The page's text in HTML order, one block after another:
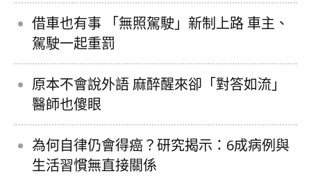
借車也有事 「無照駕駛」新制上路 車主、
駕駛一起重罰
原本不會說外語 麻醉醒來卻「對答如流」
醫師也傻眼
為何自律仍會得癌？研究揭示：6成病例與
生活習慣無直接關係